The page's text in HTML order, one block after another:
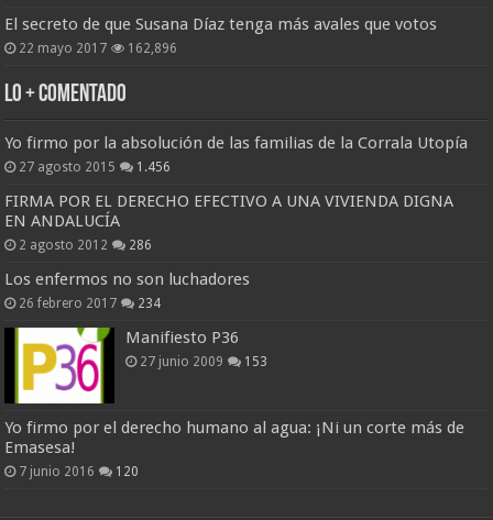
El secreto de que Susana Díaz tenga más avales que votos
22 mayo 2017 162,896
Lo + Comentado
Yo firmo por la absolución de las familias de la Corrala Utopía
27 agosto 2015 1.456
FIRMA POR EL DERECHO EFECTIVO A UNA VIVIENDA DIGNA
EN ANDALUCÍA
2 agosto 2012 286
Los enfermos no son luchadores
26 febrero 2017 234
Manifiesto P36
27 junio 2009 153
Yo firmo por el derecho humano al agua: ¡Ni un corte más de
Emasesa!
7 junio 2016 120